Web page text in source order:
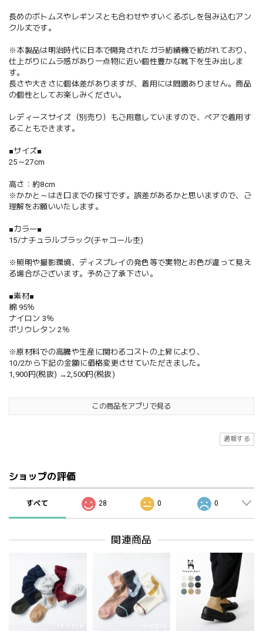
長めのボトムスやレギンスとも合わせやすいくるぶしを包み込むアン
クル丈です。
※本製品は明治時代に日本で開発されたガラ紡績機で紡がれており、
仕上がりにムラ感があり一点物に近い個性豊かな靴下を生み出しま
す。
長さや大きさに個体差がありますが、着用には問題ありません。商品
の個性としてお楽しみください。
レディースサイズ（別売り）もご用意していますので、ペアで着用す
ることもできます。
■サイズ■
25～27cm
高さ：約8cm
※かかと～はき口までの採寸です。誤差があるかと思いますので、ご
理解をお願いいたします。
■カラー■
15/ナチュラルブラック(チャコール杢)
※照明や撮影環境、ディスプレイの発色等で実物とお色が違って見え
る場合がございます。予めご了承下さい。
■素材■
綿 95％
ナイロン 3％
ポリウレタン 2％
※原材料での高騰や生産に関わるコストの上昇により、
10/2から下記の金額に価格変更させていただきました。
1,900円(税抜) →2,500円(税抜)
この商品をアプリで見る
通報する
ショップの評価
すべて 28 0 0
関連商品